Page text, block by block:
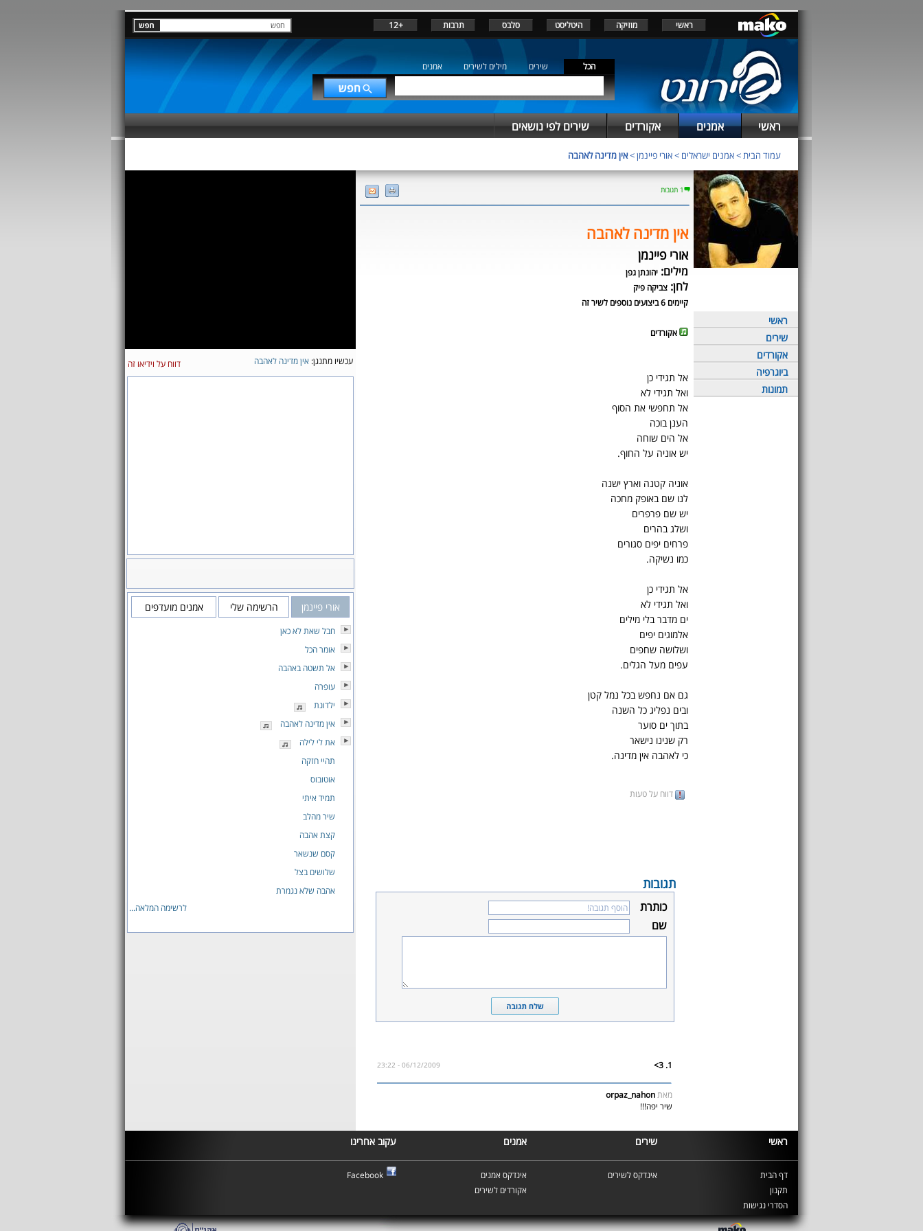
ראשי מוזיקה היטליסט סלבס תרבות +12
הכל שירים מילים לשירים אמנים
ראשי אמנים אקורדים שירים לפי נושאים
עמוד הבית>אמנים ישראלים >אורי פיינמן>אין מדינה לאהבה
ראשי
שירים
אקורדים
ביוגרפיה
תמונות
1 תגובות
אין מדינה לאהבה
אורי פיינמן
מילים: יהונתן גפן
לחן: צביקה פיק
קיימים 6 ביצועים נוספים לשיר זה
אקורדים
אל תגידי כן
ואל תגידי לא
אל תחפשי את הסוף
הענן בוכה
אל הים שוחה
יש אוניה על החוף.
אוניה קטנה וארץ ישנה
לנו שם באופק מחכה
יש שם פרפרים
ושלג בהרים
פרחים יפים סגורים
כמו נשיקה.
אל תגידי כן
ואל תגידי לא
ים מדבר בלי מילים
אלמוגים יפים
ושלושה שחפים
עפים מעל הגלים.
גם אם נחפש בכל נמל קטן
ובים נפליג כל השנה
בתוך ים סוער
רק שנינו נישאר
כי לאהבה אין מדינה.
דווח על טעות
תגובות
כותרת
שם
1. 3>
06/12/2009 - 23:22
מאתorpaz_nahon
שיר יפה!!!
עכשיו מתנגן: אין מדינה לאהבה דווח על וידיאו זה
אורי פיינמן הרשימה שלי אמנים מועדפים
חבל שאת לא כאן
אומר הכל
אל תשטה באהבה
עופרה
ילדונת
אין מדינה לאהבה
את לי לילה
תהיי חזקה
אוטובוס
תמיד איתי
שיר מהלב
קצת אהבה
קסם שנשאר
שלושים בצל
אהבה שלא נגמרת
לרשימה המלאה...
ראשי שירים אמנים עקוב אחרינו
דף הבית
תקנון
הסדרי נגישות
אינדקס לשירים
אינדקס אמנים
אקורדים לשירים
Facebook